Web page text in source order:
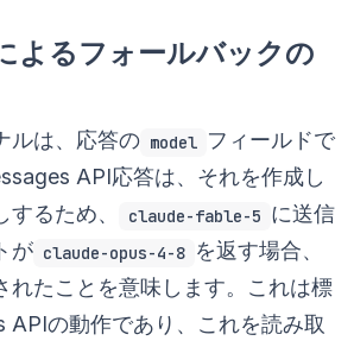
よるフォールバックの
ルは、応答の model フィールドで
API応答は、それを作成し
るため、
claude-fable-5 に送信
が claude-opus-4-8 を返す場合、
れたことを意味します。これは標
APIの動作であり、これを読み取